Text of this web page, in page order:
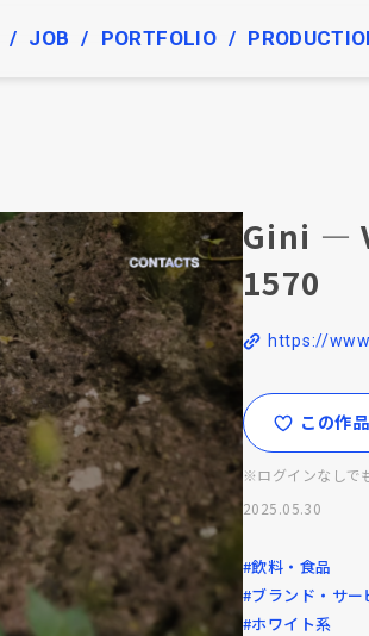
JOB PORTFOLIO
Gini —
1570
https://
この作
※ログインなしで
2025.05.30
#飲料・食品
#ブランド・サー
#ホワイト系